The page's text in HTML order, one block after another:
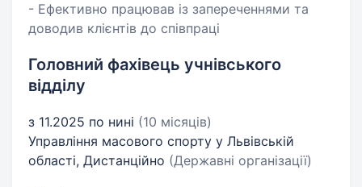
- Ефективно працював із запереченнями та
доводив клієнтів до співпраці
Головний фахівець учнівського
відділу
з 11.2025 по нині (10 місяців)
Управління масового спорту у Львівській
області, Дистанційно (Державні організації)